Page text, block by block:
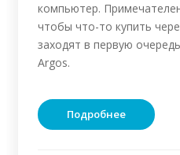
компьютер.
чтобы что-то купить
заходят в первую
Argos.
Подробнее